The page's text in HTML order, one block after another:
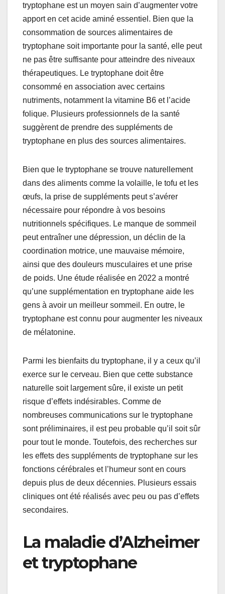
tryptophane est un moyen sain d’augmenter votre
apport en cet acide aminé essentiel. Bien que la
consommation de sources alimentaires de
tryptophane soit importante pour la santé, elle peut
ne pas être suffisante pour atteindre des niveaux
thérapeutiques. Le tryptophane doit être
consommé en association avec certains
nutriments, notamment la vitamine B6 et l’acide
folique. Plusieurs professionnels de la santé
suggèrent de prendre des suppléments de
tryptophane en plus des sources alimentaires.
Bien que le tryptophane se trouve naturellement
dans des aliments comme la volaille, le tofu et les
œufs, la prise de suppléments peut s’avérer
nécessaire pour répondre à vos besoins
nutritionnels spécifiques. Le manque de sommeil
peut entraîner une dépression, un déclin de la
coordination motrice, une mauvaise mémoire,
ainsi que des douleurs musculaires et une prise
de poids. Une étude réalisée en 2022 a montré
qu’une supplémentation en tryptophane aide les
gens à avoir un meilleur sommeil. En outre, le
tryptophane est connu pour augmenter les niveaux
de mélatonine.
Parmi les bienfaits du tryptophane, il y a ceux qu’il
exerce sur le cerveau. Bien que cette substance
naturelle soit largement sûre, il existe un petit
risque d’effets indésirables. Comme de
nombreuses communications sur le tryptophane
sont préliminaires, il est peu probable qu’il soit sûr
pour tout le monde. Toutefois, des recherches sur
les effets des suppléments de tryptophane sur les
fonctions cérébrales et l’humeur sont en cours
depuis plus de deux décennies. Plusieurs essais
cliniques ont été réalisés avec peu ou pas d’effets
secondaires.
La maladie d’Alzheimer
et tryptophane